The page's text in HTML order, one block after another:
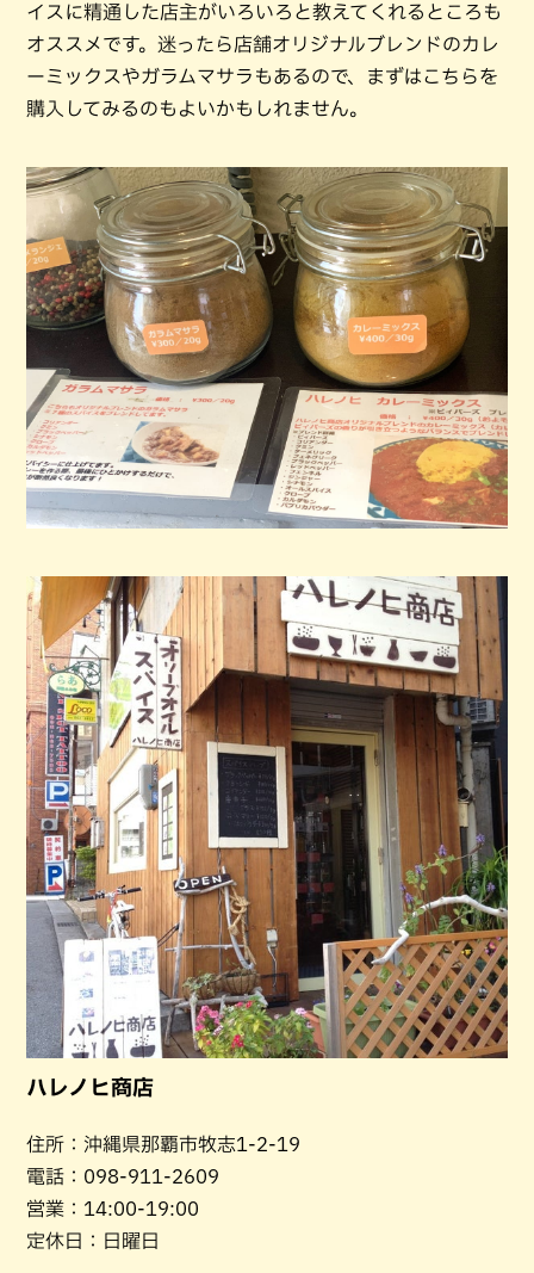
イスに精通した店主がいろいろと教えてくれるところも
オススメです。迷ったら店舗オリジナルブレンドのカレ
ーミックスやガラムマサラもあるので、まずはこちらを
購入してみるのもよいかもしれません。
ハレノヒ商店
住所：沖縄県那覇市牧志1-2-19
電話：098-911-2609
営業：14:00-19:00
定休日：日曜日